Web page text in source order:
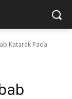
Katarak Pada